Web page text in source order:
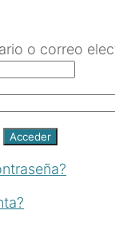
o correo
Acceder